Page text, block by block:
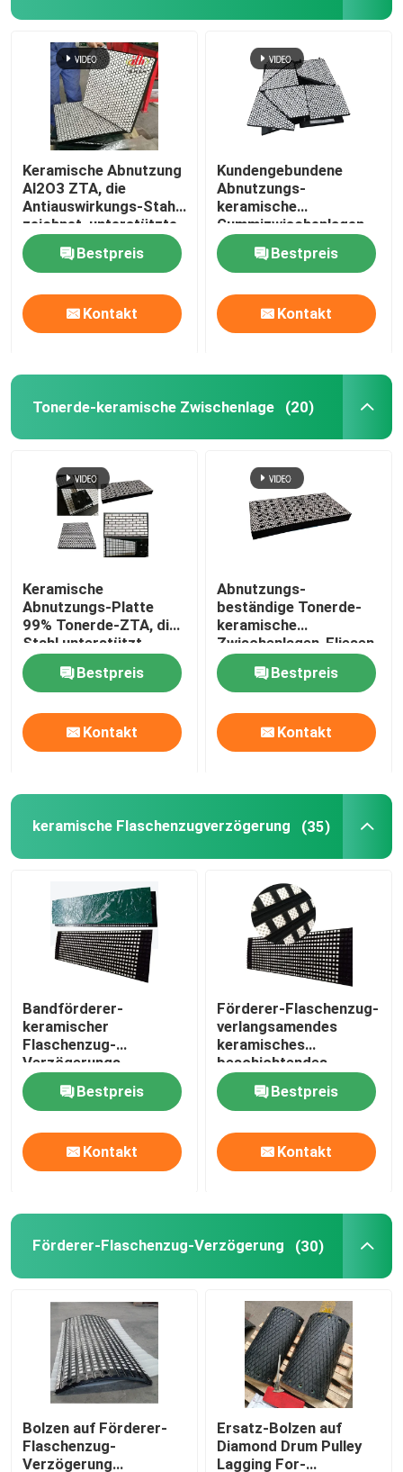
Startseite
Produkte
Videos
Über uns
Qualitätskontrolle
Nachrichten
Keramische Abnutzungszwischenlage
Tonerde-keramische Zwischenlage
keramische Flaschenzugverzögerung
Förderer-Flaschenzug-Verzögerung
Förderer-Auswirkungs-Stangen
Fördererauswirkungsbett
Polyurethanblatt
Keramische Abnutzung
Al2O3 ZTA, die
Antiauswirkungs-Stahl
zeichnet, unterstützte
Gummi
Bestpreis
Kontakt
Kundengebundene
Abnutzungs-
keramische
Gummizwischenlagen
transportieren
keramische
Abnutzungs-Fliesen
auf einer Rutschbahn
Bestpreis
Kontakt
Tonerde-keramische Zwischenlage (20)
Keramische
Abnutzungs-Platte
99% Tonerde-ZTA, die
Stahl unterstützt
zeichnet
Bestpreis
Kontakt
Abnutzungs-
beständige Tonerde-
keramische
Zwischenlagen-Fliesen
für Bergbauzement
Bestpreis
Kontakt
keramische Flaschenzugverzögerung (35)
Bandförderer-
keramischer
Flaschenzug-
Verzögerungs-
Trommel-Flaschenzug-
Gummiverzögerung
Bestpreis
Kontakt
Förderer-Flaschenzug-
verlangsamendes
keramisches
beschichtendes
Gummiblatt mit KN-
Klebeschicht
Bestpreis
Kontakt
Förderer-Flaschenzug-Verzögerung (30)
Bolzen auf Förderer-
Flaschenzug-
Verzögerung
Ersatz-Bolzen auf
Diamond Drum Pulley
Lagging For-